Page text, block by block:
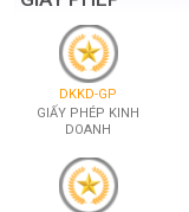
DKKD-GP
GIẤY PHÉP KINH
DOANH